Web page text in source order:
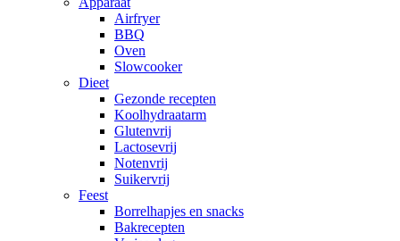
Airfryer
BBQ
Oven
Slowcooker
Dieet
Gezonde recepten
Koolhydraatarm
Glutenvrij
Lactosevrij
Notenvrij
Suikervrij
Feest
Borrelhapjes en snacks
Bakrecepten